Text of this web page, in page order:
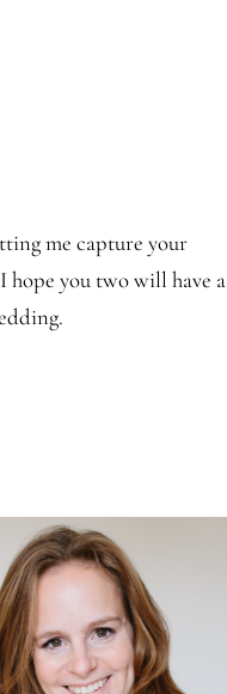
me capture your
hope you two will have a